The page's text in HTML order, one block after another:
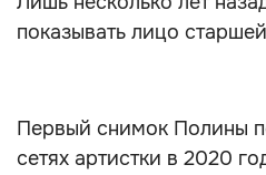
показывать лицо
Первый снимок Полины
сетях артистки в 2020